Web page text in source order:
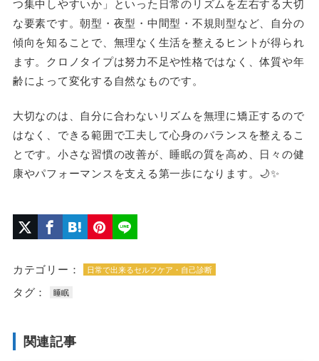
つ集中しやすいか」といった日常のリズムを左右する大切
な要素です。朝型・夜型・中間型・不規則型など、自分の
傾向を知ることで、無理なく生活を整えるヒントが得られ
ます。クロノタイプは努力不足や性格ではなく、体質や年
齢によって変化する自然なものです。
大切なのは、自分に合わないリズムを無理に矯正するので
はなく、できる範囲で工夫して心身のバランスを整えるこ
とです。小さな習慣の改善が、睡眠の質を高め、日々の健
康やパフォーマンスを支える第一歩になります。🌙✨
カテゴリー： 日常で出来るセルフケア・自己診断
タグ： 睡眠
関連記事